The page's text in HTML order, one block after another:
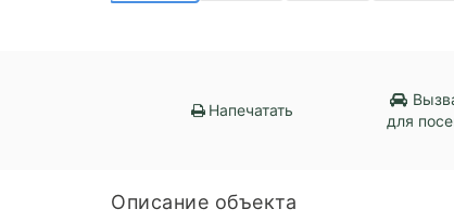
Напечатать
для
Описание объекта